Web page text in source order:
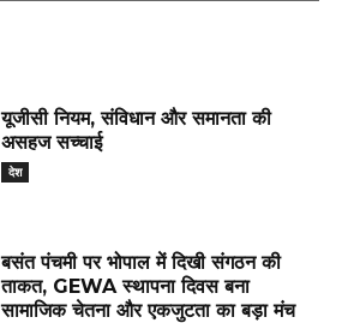
यूजीसी नियम, संविधान और समानता की
असहज सच्चाई
देश
बसंत पंचमी पर भोपाल में दिखी संगठन की
ताकत, GEWA स्थापना दिवस बना
सामाजिक चेतना और एकजुटता का बड़ा मंच